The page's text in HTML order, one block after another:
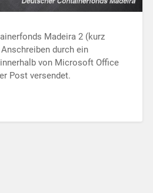
Madeira 2 (kurz
durch ein
von Microsoft Office
Post versendet.